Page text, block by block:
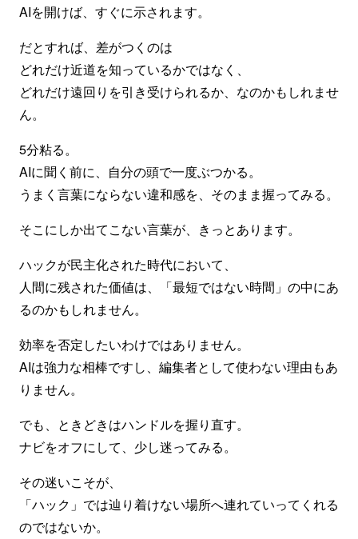
AIを開けば、すぐに示されます。
だとすれば、差がつくのは
どれだけ近道を知っているかではなく、
どれだけ遠回りを引き受けられるか、なのかもしれませ
ん。
5分粘る。
AIに聞く前に、自分の頭で一度ぶつかる。
うまく言葉にならない違和感を、そのまま握ってみる。
そこにしか出てこない言葉が、きっとあります。
ハックが民主化された時代において、
人間に残された価値は、「最短ではない時間」の中にあ
るのかもしれません。
効率を否定したいわけではありません。
AIは強力な相棒ですし、編集者として使わない理由もあ
りません。
でも、ときどきはハンドルを握り直す。
ナビをオフにして、少し迷ってみる。
その迷いこそが、
「ハック」では辿り着けない場所へ連れていってくれる
のではないか。